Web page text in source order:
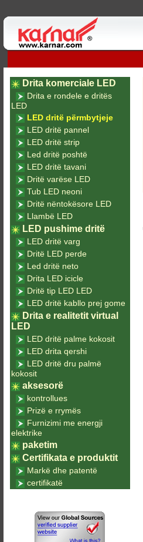
Drita komerciale LED
Drita e rondele e dritës
LED
LED dritë përmbytjeje
LED dritë pannel
LED dritë strip
Led dritë poshtë
LED dritë tavani
Dritë varëse LED
Tub LED neoni
Dritë nëntokësore LED
Llambë LED
LED pushime dritë
LED dritë varg
Dritë LED perde
Led dritë neto
Drita LED icicle
Dritë tip LED LED
LED dritë kabllo prej gome
Drita e realitetit virtual
LED
LED dritë palme kokosit
LED drita qershi
LED dritë dru palmë
kokosit
aksesorë
kontrollues
Prizë e rrymës
Furnizimi me energji
elektrike
paketim
Certifikata e produktit
Markë dhe patentë
certifikatë